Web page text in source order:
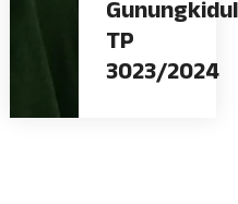
Gunungkidul
TP
3023/2024